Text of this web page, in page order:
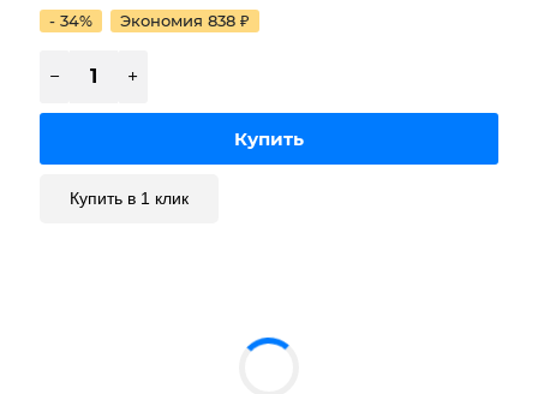
- 34%
Экономия 838 ₽
Купить в 1 клик